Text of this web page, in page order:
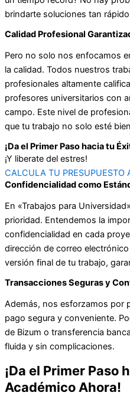
brindarte soluciones tan
Calidad Profesional
Pero no solo nos enfocamos
la calidad. Todos nuestros
profesionales altamente
profesores universitarios con
campo. Este nivel de
que tu trabajo no solo esté
¡Da el Primer Paso hacia tu
¡Y liberate del estres!
CALCULA TU PRESUPUESTO
Confidencialidad como
En «Trabajos para
prioridad. Entendemos la
confidencialidad en cada
dirección de correo
versión final de tu trabajo,
Transacciones Seguras y
Además, nos esforzamos por
pago segura y conveniente.
de Bizum o transferencia
fluida y sin complicaciones.
¡Da el Primer Paso
Académico Ahora!